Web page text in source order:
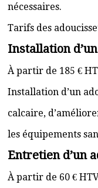
nécessaires.
Tarifs des
Installation
À partir de 185 €
Installation d’un
calcaire,
les équipements
Entretien d’un
À partir de 60 €